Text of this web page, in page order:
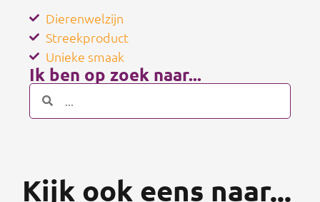
Dierenwelzijn
Streekproduct
Unieke smaak
Ik ben op zoek naar...
Kijk ook eens naar...